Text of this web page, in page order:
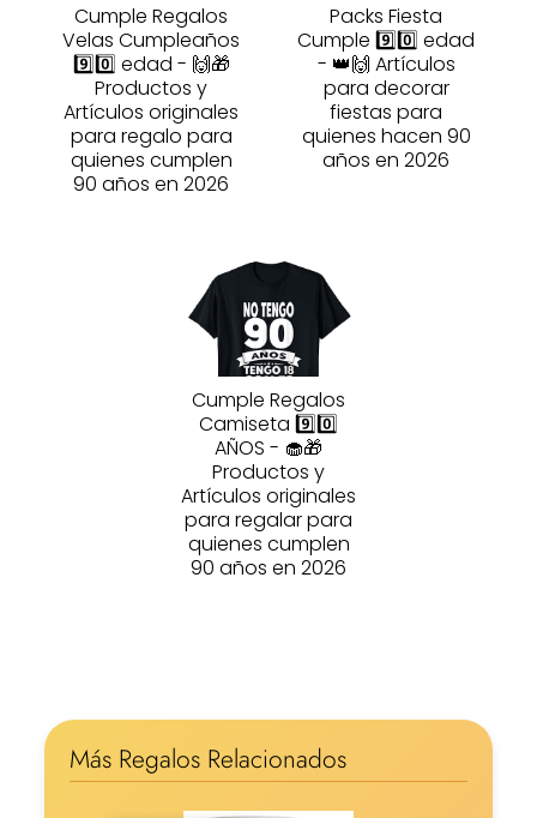
Cumple Regalos
Velas Cumpleaños
9️⃣0️⃣ edad - 🙌🎁
Productos y
Artículos originales
para regalo para
quienes cumplen
90 años en 2026
Packs Fiesta
Cumple 9️⃣0️⃣ edad
- 👑🙌 Artículos
para decorar
fiestas para
quienes hacen 90
años en 2026
Cumple Regalos
Camiseta 9️⃣0️⃣
AÑOS - 🧁🎁
Productos y
Artículos originales
para regalar para
quienes cumplen
90 años en 2026
Más Regalos Relacionados